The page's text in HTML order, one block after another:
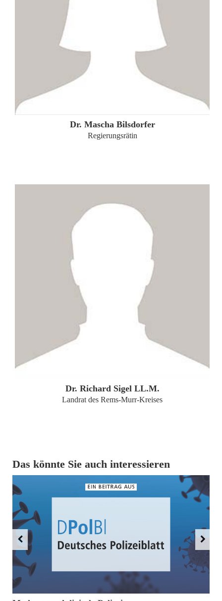
Dr. Mascha Bilsdorfer
Regierungsrätin
Dr. Richard Sigel LL.M.
Landrat des Rems-Murr-Kreises
Das könnte Sie auch interessieren